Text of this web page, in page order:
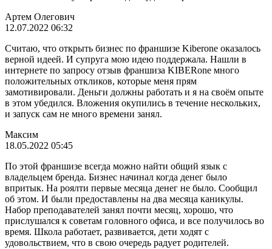
Артем Олегович
12.07.2022 06:32
Считаю, что открыть бизнес по франшизе Kiberone оказалось
верной идеей. И супруга мою идею поддержала. Нашли в
интернете по запросу отзыв франшиза KIBERone много
положительных откликов, которые меня прям
замотивировали. Деньги должны работать и я на своём опыте
в этом убедился. Вложения окупились в течение нескольких,
и запуск сам не много времени занял.
Максим
18.05.2022 05:45
По этой франшизе всегда можно найти общий язык с
владельцем бренда. Бизнес начинал когда денег было
впритык. На роялти первые месяца денег не было. Сообщил
об этом. И были предоставлены на два месяца каникулы.
Набор преподавателей занял почти месяц, хорошо, что
прислушался к советам головного офиса, и все получилось во
время. Школа работает, развивается, дети ходят с
удовольствием, что в свою очередь радует родителей.